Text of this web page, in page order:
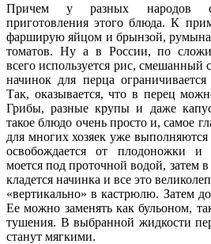
Причем у разных народов
приготовления этого блюда. К
фарширую яйцом и брынзой,
томатов. Ну а в России, по
всего используется рис,
начинок для перца
Так, оказывается, что в перец
Грибы, разные крупы и даже
такое блюдо очень просто и, самое
для многих хозяек уже
освобождается от плодоножки и
моется под проточной водой, затем
кладется начинка и все это
«вертикально» в кастрюлю. Затем
Ее можно заменять как бульоном,
тушения. В выбранной жидкости
станут мягкими.